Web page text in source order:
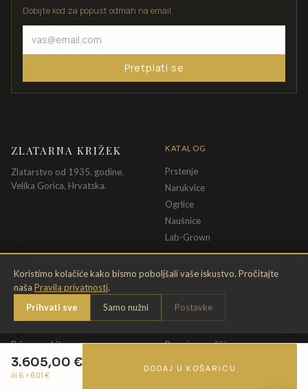
3.605,00 €
ili 6 × 601 €
DODAJ U KOŠARICU
Koristimo kolačiće kako bismo poboljšali vaše iskustvo. Pročitajte
naša Pravila privatnosti.
Prihvati sve
Samo nužni Postavke
Dobijte kod za popust odmah na email.
Pretplati se
ZLATARNA KRIŽEK
Zlatarstvo od 1935. godine.
Velika Gorica, Hrvatska.
KATALOG
Prstenje
Narukvice
Ogrlice
Naušnice
Lab-Grown
INFORMACIJE
O nama
Kontakt
Briga o nakitu
Jamstvo
PRAVNE ODREDBE
Pravila privatnosti
Opći uvjeti
Promjena veličine
Uvjeti poklon bona